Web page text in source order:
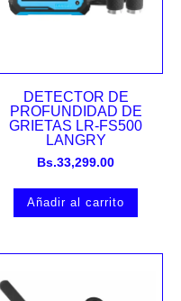
DETECTOR DE
PROFUNDIDAD DE
GRIETAS LR-FS500
LANGRY
Bs.33,299.00
Añadir al carrito